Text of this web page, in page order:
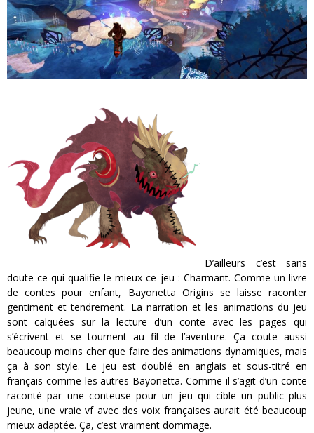
D’ailleurs c’est sans
doute ce qui qualifie le mieux ce jeu : Charmant. Comme un livre
de contes pour enfant, Bayonetta Origins se laisse raconter
gentiment et tendrement. La narration et les animations du jeu
sont calquées sur la lecture d’un conte avec les pages qui
s’écrivent et se tournent au fil de l’aventure. Ça coute aussi
beaucoup moins cher que faire des animations dynamiques, mais
ça à son style. Le jeu est doublé en anglais et sous-titré en
français comme les autres Bayonetta. Comme il s’agit d’un conte
raconté par une conteuse pour un jeu qui cible un public plus
jeune, une vraie vf avec des voix françaises aurait été beaucoup
mieux adaptée. Ça, c’est vraiment dommage.